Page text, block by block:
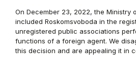
On December 23, 2022, the Ministry
included Roskomsvoboda in the
unregistered public associations
functions of a foreign agent. We
this decision and are appealing it in